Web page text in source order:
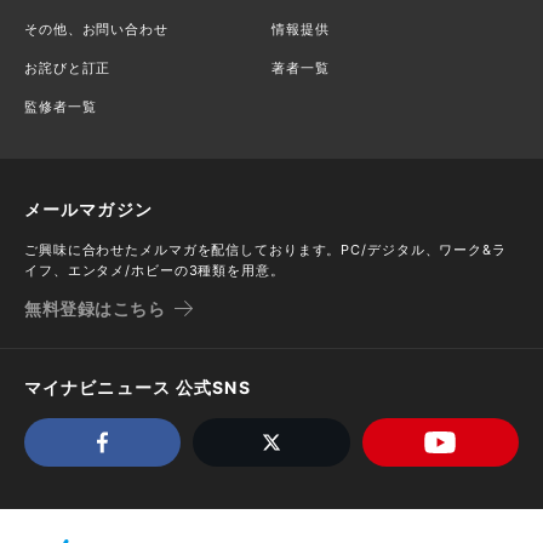
その他、お問い合わせ 情報提供
お詫びと訂正 著者一覧
監修者一覧
メールマガジン
ご興味に合わせたメルマガを配信しております。PC/デジタル、ワーク&ラ
イフ、エンタメ/ホビーの3種類を用意。
無料登録はこちら
マイナビニュース 公式SNS